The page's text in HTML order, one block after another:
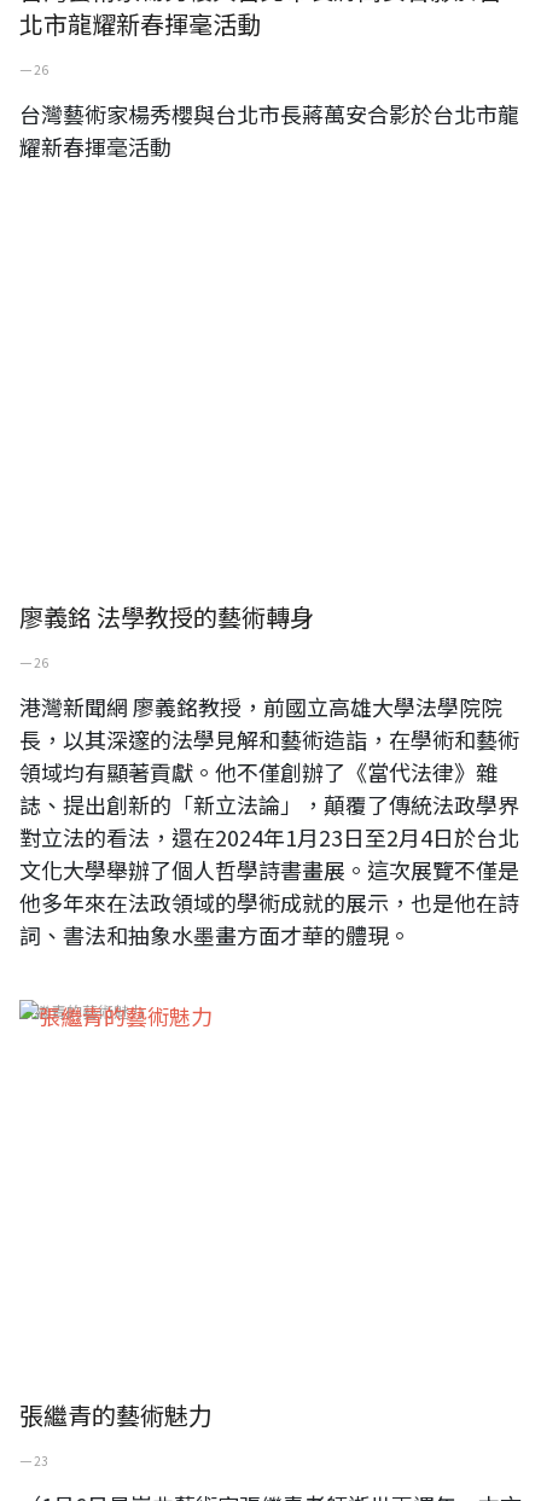
北市龍耀新春揮毫活動
一 26
台灣藝術家楊秀櫻與台北市長蔣萬安合影於台北市龍
耀新春揮毫活動
廖義銘 法學教授的藝術轉身
一 26
港灣新聞網 廖義銘教授，前國立高雄大學法學院院
長，以其深邃的法學見解和藝術造詣，在學術和藝術
領域均有顯著貢獻。他不僅創辦了《當代法律》雜
誌、提出創新的「新立法論」，顛覆了傳統法政學界
對立法的看法，還在2024年1月23日至2月4日於台北
文化大學舉辦了個人哲學詩書畫展。這次展覽不僅是
他多年來在法政領域的學術成就的展示，也是他在詩
詞、書法和抽象水墨畫方面才華的體現。
張繼青的藝術魅力
張繼青的藝術魅力
一 23